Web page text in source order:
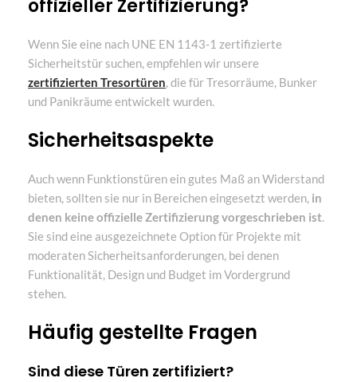
offizieller Zertifizierung?
Wenn Sie eine nach UNE EN 1143-1 zertifizierte
Sicherheitstür suchen, empfehlen wir unsere
zertifizierten Tresortüren, die für Tresorräume, Bunker
und Panikräume entwickelt wurden.
Sicherheitsaspekte
Auch wenn Funktionstüren ein gutes Maß an Widerstand
bieten, sollten sie nur in Bereichen eingesetzt werden, in
denen keine offizielle Zertifizierung vorgeschrieben ist.
Sie sind eine ausgezeichnete Option für Projekte mit
moderaten Sicherheitsanforderungen, bei denen
Funktionalität, Design und Budget im Vordergrund
stehen.
Häufig gestellte Fragen
Sind diese Türen zertifiziert?